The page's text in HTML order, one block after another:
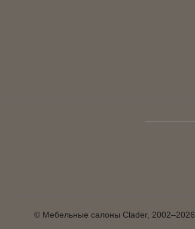
© Мебельные салоны Clader, 2002–2026